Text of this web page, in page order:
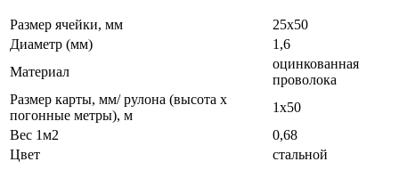
Размер ячейки, мм
25х50
Диаметр (мм)
1,6
Материал
оцинкованная
проволока
Размер карты, мм/ рулона (высота х
погонные метры), м
1х50
Вес 1м2
0,68
Цвет
стальной